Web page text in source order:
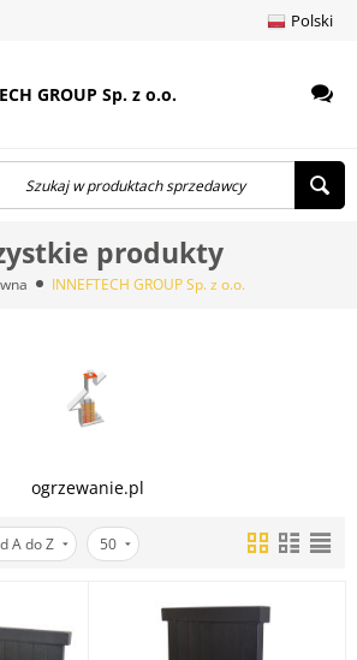
Polski
GROUP Sp. z o.o.
produkty
INNEFTECH GROUP Sp. z o.o.
ogrzewanie.pl
A do Z 50